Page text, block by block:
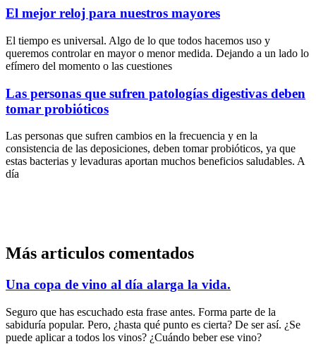
El mejor reloj para nuestros mayores
El tiempo es universal. Algo de lo que todos hacemos uso y
queremos controlar en mayor o menor medida. Dejando a un lado lo
efímero del momento o las cuestiones
Las personas que sufren patologías digestivas deben
tomar probióticos
Las personas que sufren cambios en la frecuencia y en la
consistencia de las deposiciones, deben tomar probióticos, ya que
estas bacterias y levaduras aportan muchos beneficios saludables. A
día
Más articulos comentados
Una copa de vino al día alarga la vida.
Seguro que has escuchado esta frase antes. Forma parte de la
sabiduría popular. Pero, ¿hasta qué punto es cierta? De ser así. ¿Se
puede aplicar a todos los vinos? ¿Cuándo beber ese vino?